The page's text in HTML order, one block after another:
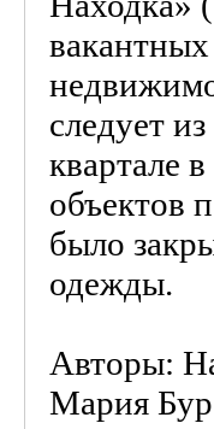
следует
квартале
объектов
было
одежды.
Авторы:
Мария